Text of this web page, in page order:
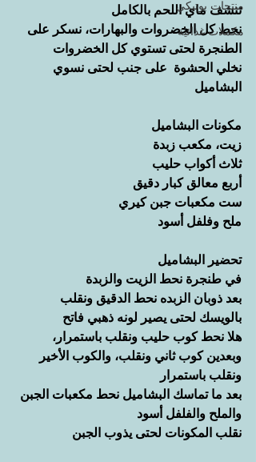
منتجات بوتيكي
مكملات غذائية
تنشف ماي اللحم بالكامل
نحط كل الخضروات والبهارات، نسكر على
الطنجرة لحتى تستوي كل الخضروات
نخلي الحشوة  على جنب لحتى نسوي
البشاميل
مكونات البشاميل
زيت، مكعب زبدة
ثلاث أكواب حليب
أربع معالق كبار دقيق
ست مكعبات جبن كيري
ملح وفلفل أسود
تحضير البشاميل
في طنجرة نحط الزيت والزبدة
بعد ذوبان الزبده نحط الدقيق ونقلب
بالويسك لحتى يصير لونه ذهبي فاتح
هلا نحط كوب حليب ونقلب باستمرار،
وبعدين كوب ثاني ونقلب، والكوب الأخير
ونقلب باستمرار
بعد ما تماسك البشاميل نحط مكعبات الجبن
والملح والفلفل أسود
نقلب المكونات لحتى يذوب الجبن